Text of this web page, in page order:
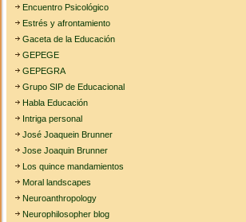
Encuentro Psicológico
Estrés y afrontamiento
Gaceta de la Educación
GEPEGE
GEPEGRA
Grupo SIP de Educacional
Habla Educación
Intriga personal
José Joaquein Brunner
Jose Joaquin Brunner
Los quince mandamientos
Moral landscapes
Neuroanthropology
Neurophilosopher blog